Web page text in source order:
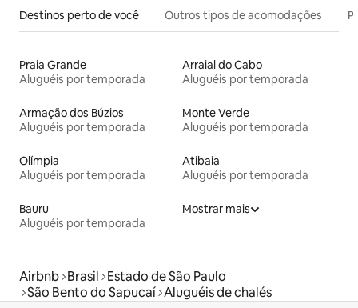
Destinos perto de você Outros tipos de acomodações
Praia Grande
Aluguéis por temporada
Arraial do Cabo
Aluguéis por temporada
Armação dos Búzios
Aluguéis por temporada
Monte Verde
Aluguéis por temporada
Olímpia
Aluguéis por temporada
Atibaia
Aluguéis por temporada
Bauru
Aluguéis por temporada
Mostrar mais
Airbnb Brasil Estado de São Paulo
São Bento do Sapucaí Aluguéis de chalés